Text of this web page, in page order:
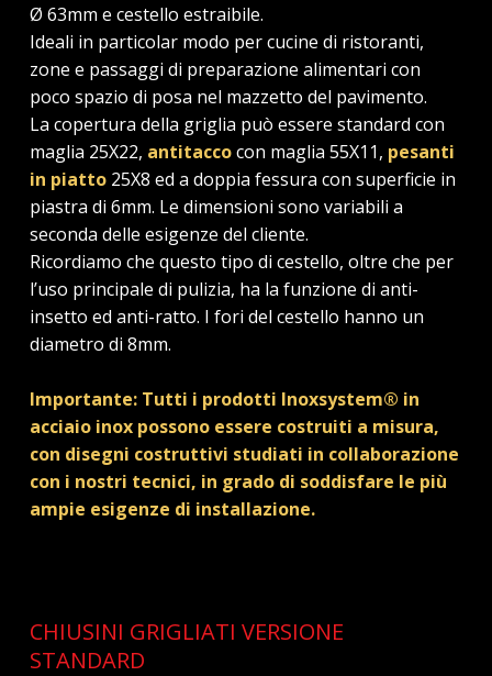
Ø 63mm e cestello estraibile.
Ideali in particolar modo per cucine di ristoranti,
zone e passaggi di preparazione alimentari con
poco spazio di posa nel mazzetto del pavimento.
La copertura della griglia può essere standard con
maglia 25X22, antitaccocon maglia 55X11, pesanti
in piatto 25X8 ed a doppia fessura con superficie in
piastra di 6mm. Le dimensioni sono variabili a
seconda delle esigenze del cliente.
Ricordiamo che questo tipo di cestello, oltre che per
l’uso principale di pulizia, ha la funzione di anti-
insetto ed anti-ratto. I fori del cestello hanno un
diametro di 8mm.
Importante: Tutti i prodotti Inoxsystem® in
acciaio inox possono essere costruiti a misura,
con disegni costruttivi studiati in collaborazione
con i nostri tecnici, in grado di soddisfare le più
ampie esigenze di installazione.
CHIUSINI GRIGLIATI VERSIONE
STANDARD